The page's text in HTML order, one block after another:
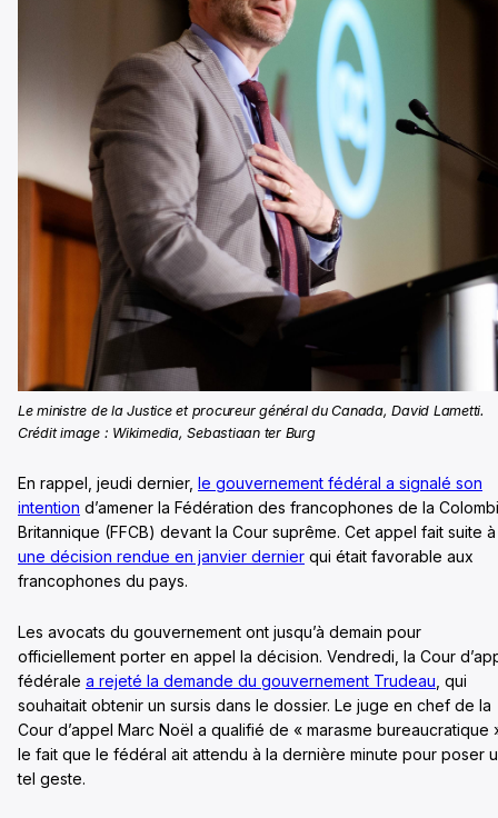
Le ministre de la Justice et procureur général du Canada, David Lametti.
Crédit image : Wikimedia, Sebastiaan ter Burg
En rappel, jeudi dernier, le gouvernement fédéral a signalé son
intention d’amener la Fédération des francophones de la
Britannique (FFCB) devant la Cour suprême. Cet appel fait suite à
une décision rendue en janvier dernier qui était favorable aux
francophones du pays.
Les avocats du gouvernement ont jusqu’à demain pour
officiellement porter en appel la décision. Vendredi, la Cour
fédérale a rejeté la demande du gouvernement Trudeau , qui
souhaitait obtenir un sursis dans le dossier. Le juge en chef de la
Cour d’appel Marc Noël a qualifié de « marasme bureaucratique
le fait que le fédéral ait attendu à la dernière minute pour poser
tel geste.